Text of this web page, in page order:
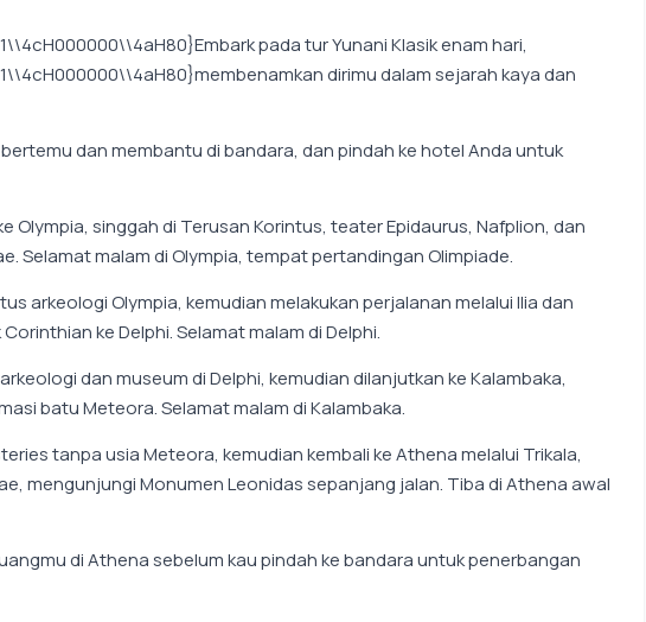
pada tur Yunani Klasik enam hari,
dirimu dalam sejarah kaya dan
dan membantu di bandara, dan pindah ke hotel Anda untuk
Olympia, singgah di Terusan Korintus, teater Epidaurus, Nafplion, dan
Selamat malam di Olympia, tempat pertandingan Olimpiade.
arkeologi Olympia, kemudian melakukan perjalanan melalui Ilia dan
ke Delphi. Selamat malam di Delphi.
dan museum di Delphi, kemudian dilanjutkan ke Kalambaka,
batu Meteora. Selamat malam di Kalambaka.
tanpa usia Meteora, kemudian kembali ke Athena melalui Trikala,
mengunjungi Monumen Leonidas sepanjang jalan. Tiba di Athena awal
di Athena sebelum kau pindah ke bandara untuk penerbangan